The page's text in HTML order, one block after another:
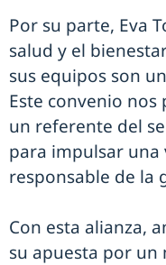
Por su parte, Eva
salud y el
sus equipos son
Este convenio
un referente del
para impulsar una
responsable de la
Con esta alianza,
su apuesta por un